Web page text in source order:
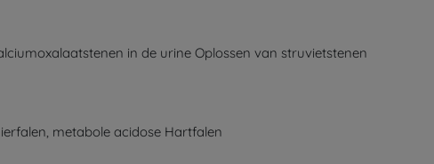
in de urine Oplossen van struvietstenen
metabole acidose Hartfalen